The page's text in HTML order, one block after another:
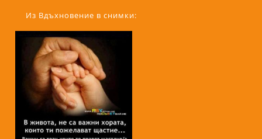
Из Вдъхновение в снимки: